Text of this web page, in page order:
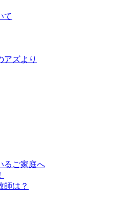
て
アズより
るご家庭へ
師は？